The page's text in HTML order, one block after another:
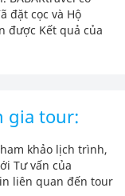
đặt cọc và Hộ
được Kết quả của
gia tour:
khảo lịch trình,
Tư vấn của
liên quan đến tour